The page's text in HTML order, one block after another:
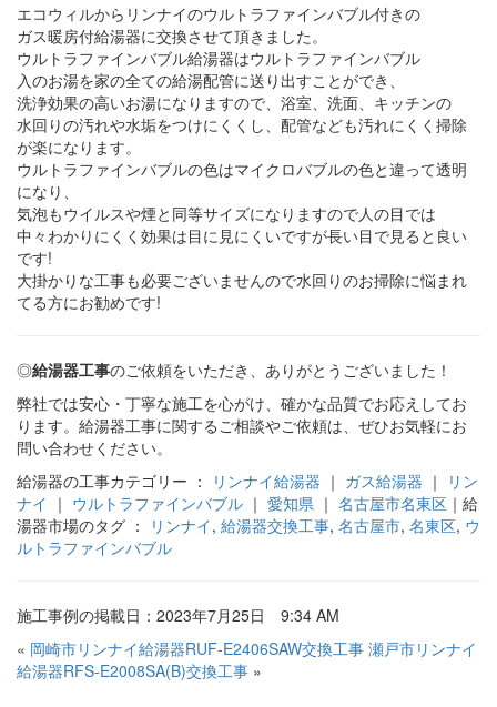
エコウィルからリンナイのウルトラファインバブル付きの
ガス暖房付給湯器に交換させて頂きました。
ウルトラファインバブル給湯器はウルトラファインバブル
入のお湯を家の全ての給湯配管に送り出すことができ、
洗浄効果の高いお湯になりますので、浴室、洗面、キッチンの
水回りの汚れや水垢をつけにくくし、配管なども汚れにくく掃除
が楽になります。
ウルトラファインバブルの色はマイクロバブルの色と違って透明
になり、
気泡もウイルスや煙と同等サイズになりますので人の目では
中々わかりにくく効果は目に見にくいですが長い目で見ると良い
です!
大掛かりな工事も必要ございませんので水回りのお掃除に悩まれ
てる方にお勧めです!
◎給湯器工事のご依頼をいただき、ありがとうございました！
弊社では安心・丁寧な施工を心がけ、確かな品質でお応えしてお
ります。給湯器工事に関するご相談やご依頼は、ぜひお気軽にお
問い合わせください。
給湯器の工事カテゴリー ：
リンナイ給湯器 ｜ ガス給湯器 ｜
リン
ナイ ｜ ウルトラファインバブル ｜ 愛知県 ｜ 名古屋市名東区 ｜給
湯器市場のタグ ：
リンナイ, 給湯器交換工事, 名古屋市, 名東区, ウ
ルトラファインバブル
施工事例の掲載日：2023年7月25日 9:34 AM
« 岡崎市リンナイ給湯器RUF-E2406SAW交換工事 瀬戸市リンナイ
給湯器RFS-E2008SA(B)交換工事 »